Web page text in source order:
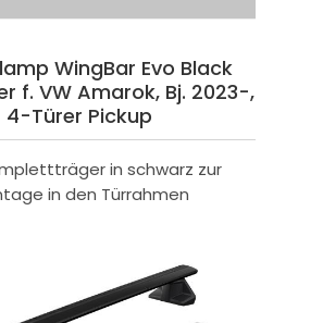
WingBar Evo Black
f. VW Amarok, Bj. 2023-,
4-Türer Pickup
in schwarz zur
in den Türrahmen